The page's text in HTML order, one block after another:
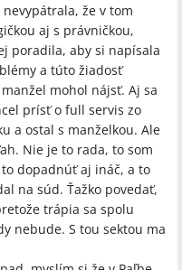
že v tom
aj s právničkou,
poradila, aby si napísala
a túto žiadosť
mohol nájsť. Aj sa
prísť o full servis zo
a ostal s manželkou. Ale
Nie je to rada, to som
dopadnúť aj ináč, a to
na súd. Ťažko povedať,
trápia sa spolu
nebude. S tou sektou ma